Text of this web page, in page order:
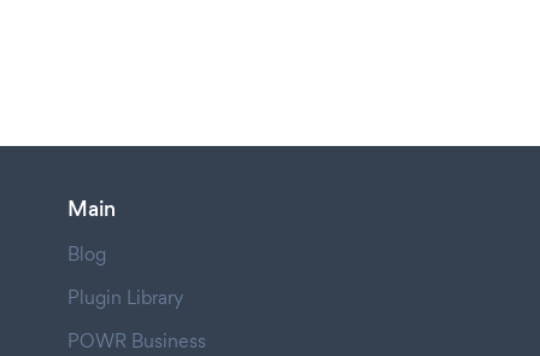
Main
Blog
Plugin Library
POWR Business